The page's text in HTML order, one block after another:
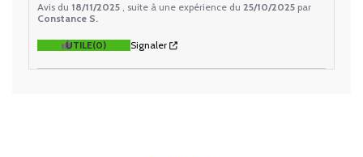
Avis du 18/11/2025 , suite à une expérience du 25/10/2025 par
Constance S.
UTILE(0) Signaler